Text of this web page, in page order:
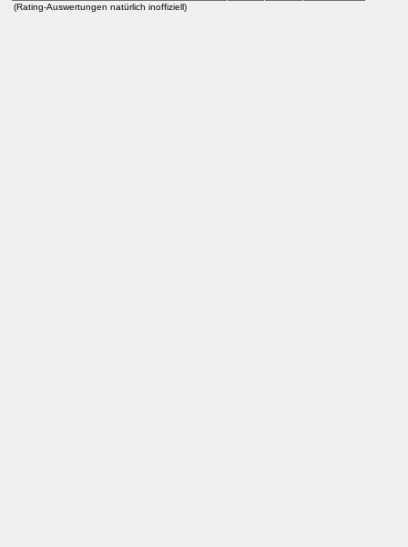
(Rating-Auswertungen natürlich inoffiziell)